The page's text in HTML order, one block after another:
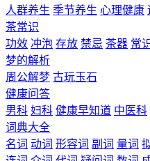
人群养生 季节养生 心理健康
茶常识
功效 冲泡 存放 禁忌 茶器 常
梦的解析
周公解梦 古玩玉石
健康问答
男科 妇科 健康早知道 中医科
词典大全
名词 动词 形容词 副词 量词